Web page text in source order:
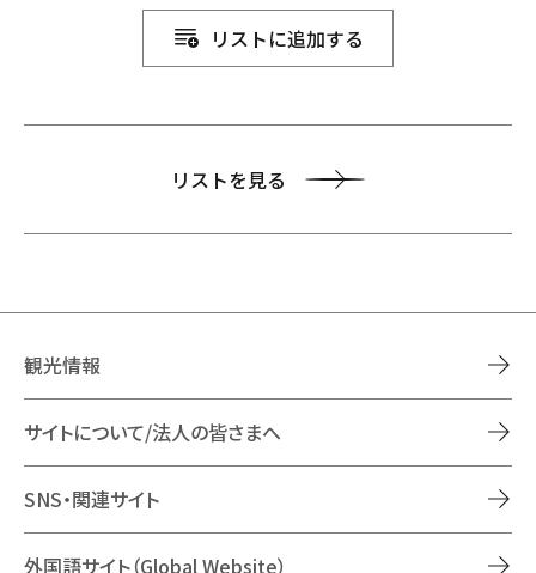
リストに追加する
リストを見る
観光情報
サイトについて/法人の皆さまへ
SNS・関連サイト
外国語サイト（Global Website）